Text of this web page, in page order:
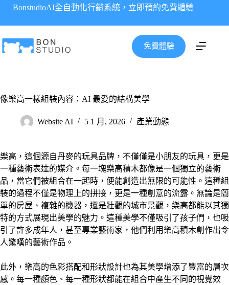
要
內
BonstudioAI全自動化行銷系統，立即預約免費體驗
免費體驗
像樂高一樣組裝內容：AI 最愛的結構美學
Website AI 5 1 月, 2026 產業動態
樂高，這個源自丹麥的玩具品牌，不僅僅是小朋友的玩具，更是
一種藝術表達的媒介。每一塊樂高積木都像是一個獨立的藝術
品，當它們被組合在一起時，便能創造出無限的可能性。這種組
裝的過程不僅是物理上的拼接，更是一種創意的流露。無論是簡
單的房屋、複雜的機器，還是壯觀的城市景觀，樂高都能以其獨
特的方式展現出美學的魅力。這種美學不僅吸引了孩子們，也吸
引了許多成年人，甚至專業藝術家，他們利用樂高積木創作出令
人驚嘆的藝術作品。
此外，樂高的色彩搭配和形狀設計也為其美學增添了豐富的層次
感。每一種顏色、每一種形狀都能在組合中產生不同的視覺效